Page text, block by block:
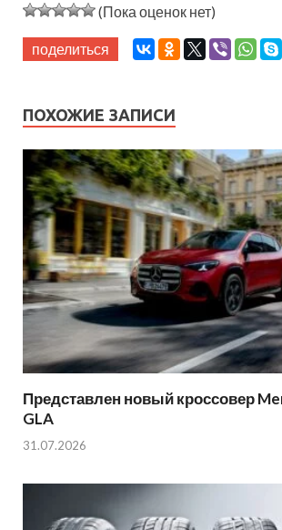
(Пока оценок нет)
поделиться
ПОХОЖИЕ ЗАПИСИ
Представлен новый кроссовер
GLA
31.07.2026